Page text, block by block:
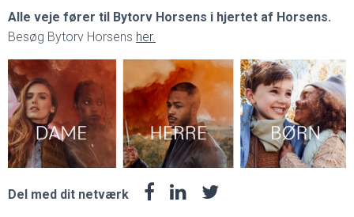
Alle veje fører til Bytorv Horsens i hjertet af Horsens.
Besøg Bytorv Horsens her.
Del med dit netværk